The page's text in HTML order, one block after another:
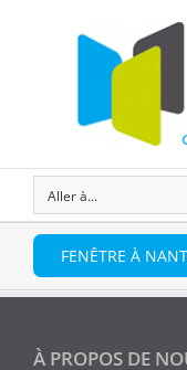
Aller à...
FENÊTRE À
À PROPOS DE